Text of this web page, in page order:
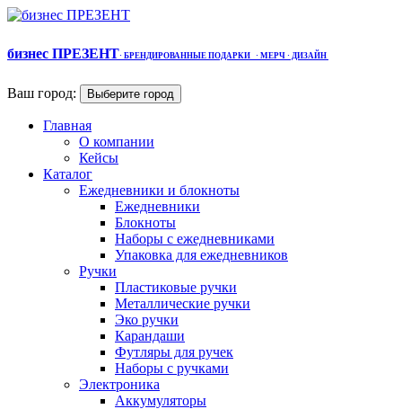
бизнес ПРЕЗЕНТ· БРЕНДИРОВАННЫЕ ПОДАРКИ · МЕРЧ · ДИЗАЙН
Ваш город: Выберите город
Главная
О компании
Кейсы
Каталог
Ежедневники и блокноты
Ежедневники
Блокноты
Наборы с ежедневниками
Упаковка для ежедневников
Ручки
Пластиковые ручки
Металлические ручки
Эко ручки
Карандаши
Футляры для ручек
Наборы с ручками
Электроника
Аккумуляторы